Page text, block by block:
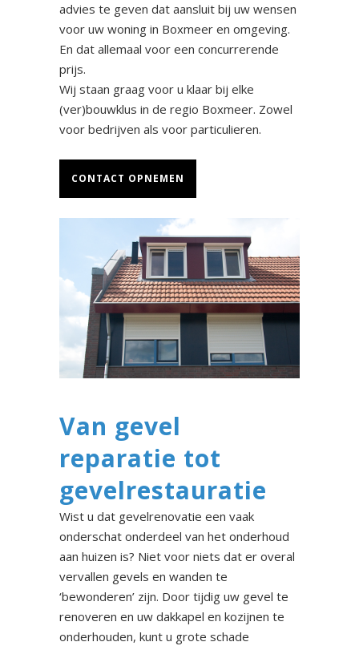
advies te geven dat aansluit bij uw wensen
voor uw woning in Boxmeer en omgeving.
En dat allemaal voor een concurrerende
prijs.
Wij staan graag voor u klaar bij elke
(ver)bouwklus in de regio Boxmeer. Zowel
voor bedrijven als voor particulieren.
CONTACT OPNEMEN
Van gevel
reparatie tot
gevelrestauratie
Wist u dat gevelrenovatie een vaak
onderschat onderdeel van het onderhoud
aan huizen is? Niet voor niets dat er overal
vervallen gevels en wanden te
‘bewonderen’ zijn. Door tijdig uw gevel te
renoveren en uw dakkapel en kozijnen te
onderhouden, kunt u grote schade